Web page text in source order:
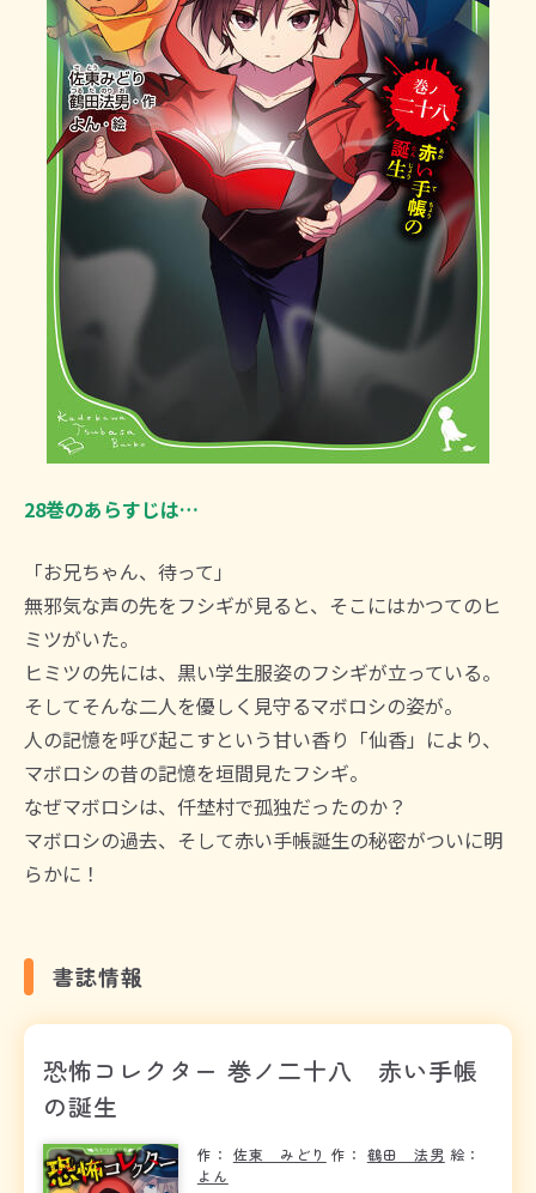
28巻のあらすじは…
「お兄ちゃん、待って」
無邪気な声の先をフシギが見ると、そこにはかつてのヒ
ミツがいた。
ヒミツの先には、黒い学生服姿のフシギが立っている。
そしてそんな二人を優しく見守るマボロシの姿が。
人の記憶を呼び起こすという甘い香り「仙香」により、
マボロシの昔の記憶を垣間見たフシギ。
なぜマボロシは、仟埜村で孤独だったのか？
マボロシの過去、そして赤い手帳誕生の秘密がついに明
らかに！
書誌情報
恐怖コレクター 巻ノ二十八 赤い手帳
の誕生
作： 佐東 みどり 作： 鶴田 法男 絵：
よん